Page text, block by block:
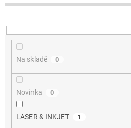
k
t
Na skladě 0
Novinka 0
LASER & INKJET 1